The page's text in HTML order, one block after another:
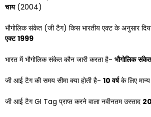
चाय(2004)
भौगोलिक संकेत (जी टैग) किस भारतीय एक्ट के अनुसार
एक्ट 1999
भारत में भौगोलिक संकेत कौन जारी करता है- भौगोलिक संकेत
जी आई टैग की समय सीमा क्या होती है- 10वर्षके लिए मान्य
जी आई टैग GI Tag प्राप्त करने वाला नवीनतम उस्ताद